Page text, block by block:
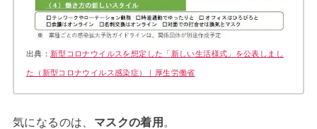
出典： 新型コロナウイルスを想定した「新しい生活様式」を公表しまし
た（新型コロナウイルス感染症）｜厚生労働省
気になるのは、 マスクの着用